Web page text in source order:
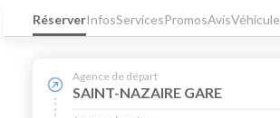
RéserverInfosServicesPromosAvis
Agence de départ
SAINT-NAZAIRE GARE